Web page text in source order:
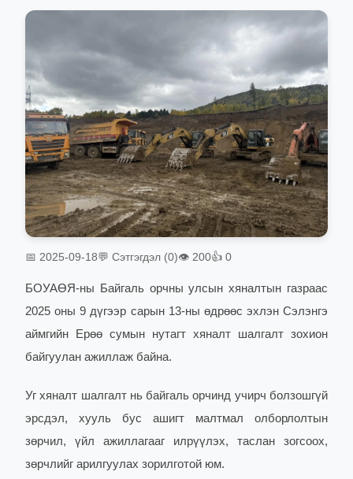
📅 2025-09-18💬 Сэтгэгдэл (0)👁 200👍 0
БОУАӨЯ-ны Байгаль орчны улсын хяналтын газраас
2025 оны 9 дүгээр сарын 13-ны өдрөөс эхлэн Сэлэнгэ
аймгийн Ерөө сумын нутагт хяналт шалгалт зохион
байгуулан ажиллаж байна.
Уг хяналт шалгалт нь байгаль орчинд учирч болзошгүй
эрсдэл, хууль бус ашигт малтмал олборлолтын
зөрчил, үйл ажиллагааг илрүүлэх, таслан зогсоох,
зөрчлийг арилгуулах зорилготой юм.